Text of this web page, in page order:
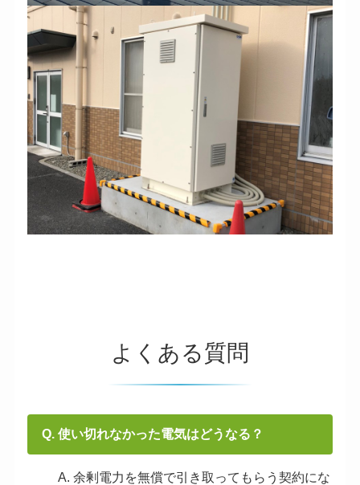
よくある質問
Q. 使い切れなかった電気はどうなる？
A. 余剰電力を無償で引き取ってもらう契約にな